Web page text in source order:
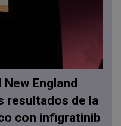
England
resultados de la
con infigratinib